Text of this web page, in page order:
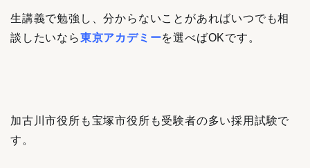
生講義で勉強し、分からないことがあればいつでも相
談したいなら東京アカデミーを選べばOKです 。
加古川市役所も宝塚市役所も受験者の多い採用試験で
す。